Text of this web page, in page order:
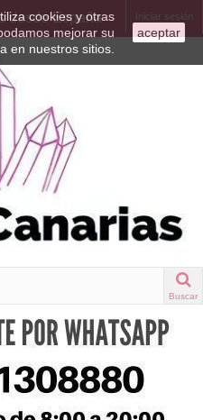
cookies y otras
mejorar su
en nuestros sitios.
aceptar
Iniciar sesión
desde España
Buscar